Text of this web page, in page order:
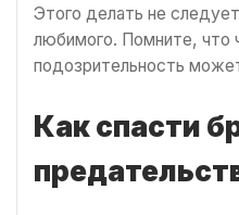
Этого делать не
любимого. Помните, что
подозрительность
Как спасти